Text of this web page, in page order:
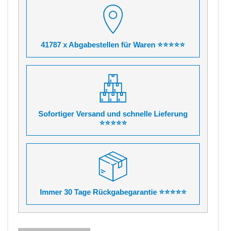
41787 x Abgabestellen für Waren ⭐⭐⭐⭐⭐
Sofortiger Versand und schnelle Lieferung
⭐⭐⭐⭐⭐
Immer 30 Tage Rückgabegarantie ⭐⭐⭐⭐⭐